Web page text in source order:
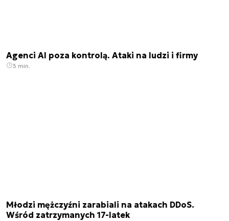
Agenci AI poza kontrolą. Ataki na ludzi i firmy
3 min.
Młodzi mężczyźni zarabiali na atakach DDoS.
Wśród zatrzymanych 17-latek